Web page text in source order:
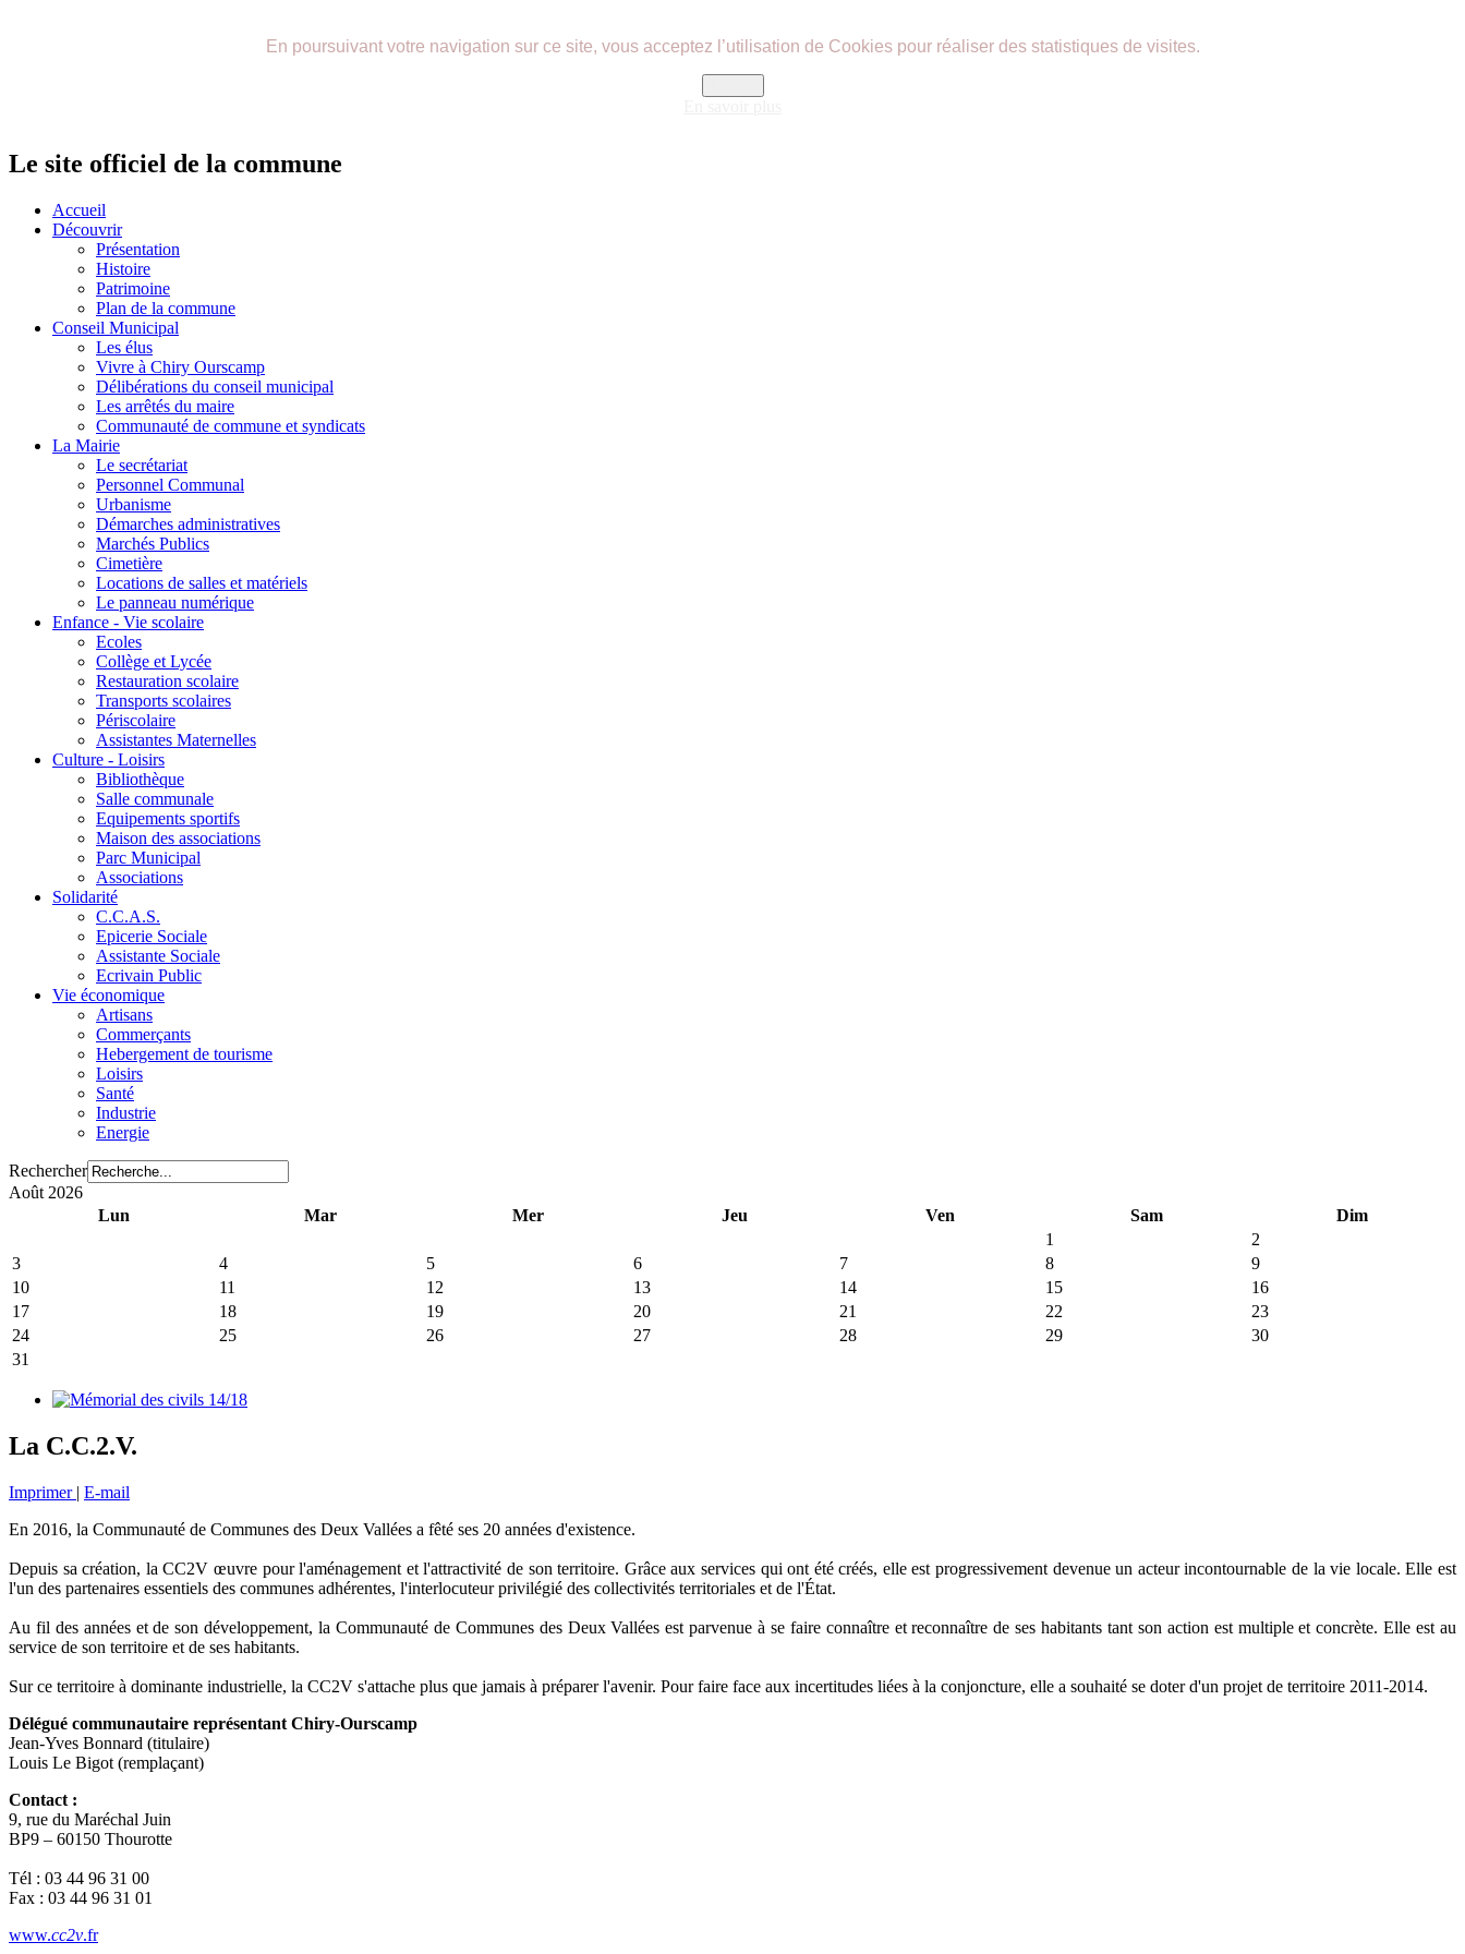
En poursuivant votre navigation sur ce site, vous acceptez l’utilisation de Cookies pour réaliser des statistiques de visites.
Le site officiel de la commune
Accueil
Découvrir
Présentation
Histoire
Patrimoine
Plan de la commune
Conseil Municipal
Les élus
Vivre à Chiry Ourscamp
Délibérations du conseil municipal
Les arrêtés du maire
Communauté de commune et syndicats
La Mairie
Le secrétariat
Personnel Communal
Urbanisme
Démarches administratives
Marchés Publics
Cimetière
Locations de salles et matériels
Le panneau numérique
Enfance - Vie scolaire
Ecoles
Collège et Lycée
Restauration scolaire
Transports scolaires
Périscolaire
Assistantes Maternelles
Culture - Loisirs
Bibliothèque
Salle communale
Equipements sportifs
Maison des associations
Parc Municipal
Associations
Solidarité
C.C.A.S.
Epicerie Sociale
Assistante Sociale
Ecrivain Public
Vie économique
Artisans
Commerçants
Hebergement de tourisme
Loisirs
Santé
Industrie
Energie
Rechercher
Août 2026
Lun
Mar Mer Jeu Ven Sam
Dim
1
2
3
4 5 6 7 8
9
10
11 12 13 14 15
16
17
18 19 20 21 22
23
24
25 26 27 28 29
30
31
La C.C.2.V.
Imprimer | E-mail
En 2016, la Communauté de Communes des Deux Vallées a fêté ses 20 années d'existence.
Depuis sa création, la CC2V œuvre pour l'aménagement et l'attractivité de son territoire. Grâce aux services qui ont été créés, elle est progressivement devenue un acteur incontournable de la vie locale. Elle est
l'un des partenaires essentiels des communes adhérentes, l'interlocuteur privilégié des collectivités territoriales et de l'État.
Au fil des années et de son développement, la Communauté de Communes des Deux Vallées est parvenue à se faire connaître et reconnaître de ses habitants tant son action est multiple et concrète. Elle est au
service de son territoire et de ses habitants.
Sur ce territoire à dominante industrielle, la CC2V s'attache plus que jamais à préparer l'avenir. Pour faire face aux incertitudes liées à la conjoncture, elle a souhaité se doter d'un projet de territoire 2011-2014.
Délégué communautaire représentant Chiry-Ourscamp
Jean-Yves Bonnard (titulaire)
Louis Le Bigot (remplaçant)
Contact :
9, rue du Maréchal Juin
BP9 – 60150 Thourotte
Tél : 03 44 96 31 00
Fax : 03 44 96 31 01
www.cc2v.fr